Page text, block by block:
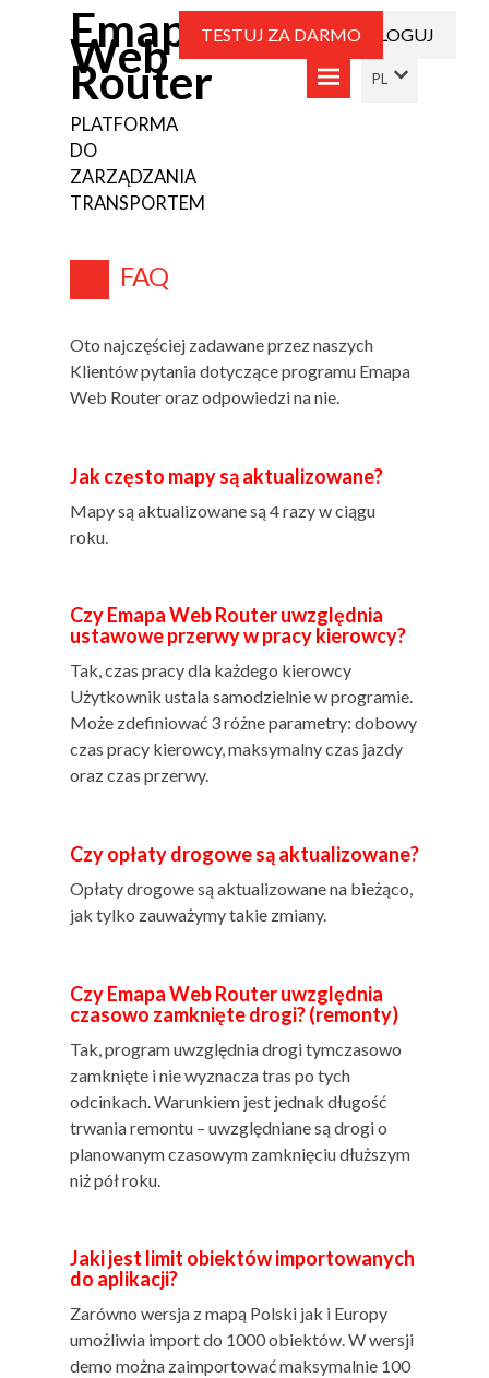
Emapa
Web
Router
PLATFORMA
DO
ZARZĄDZANIA
TRANSPORTEM
ZALOGUJ
TESTUJ ZA DARMO
FAQ
Oto najczęściej zadawane przez naszych
Klientów pytania dotyczące programu Emapa
Web Router oraz odpowiedzi na nie.
Jak często mapy są aktualizowane?
Mapy są aktualizowane są 4 razy w ciągu
roku.
Czy Emapa Web Router uwzględnia
ustawowe przerwy w pracy kierowcy?
Tak, czas pracy dla każdego kierowcy
Użytkownik ustala samodzielnie w programie.
Może zdefiniować 3 różne parametry: dobowy
czas pracy kierowcy, maksymalny czas jazdy
oraz czas przerwy.
Czy opłaty drogowe są aktualizowane?
Opłaty drogowe są aktualizowane na bieżąco,
jak tylko zauważymy takie zmiany.
Czy Emapa Web Router uwzględnia
czasowo zamknięte drogi? (remonty)
Tak, program uwzględnia drogi tymczasowo
zamknięte i nie wyznacza tras po tych
odcinkach. Warunkiem jest jednak długość
trwania remontu – uwzględniane są drogi o
planowanym czasowym zamknięciu dłuższym
niż pół roku.
Jaki jest limit obiektów importowanych
do aplikacji?
Zarówno wersja z mapą Polski jak i Europy
umożliwia import do 1000 obiektów. W wersji
demo można zaimportować maksymalnie 100